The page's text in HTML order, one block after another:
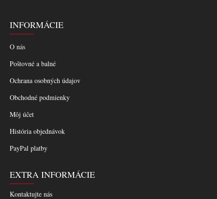
INFORMÁCIE
O nás
Poštovné a balné
Ochrana osobných údajov
Obchodné podmienky
Môj účet
História objednávok
PayPal platby
EXTRA INFORMÁCIE
Kontaktujte nás